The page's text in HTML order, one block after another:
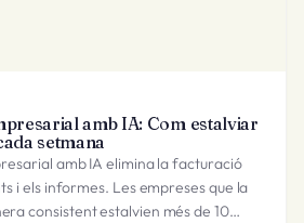
amb IA: Com estalviar
setmana
amb IA elimina la facturació
i els informes. Les empreses que la
consistent estalvien més de 10